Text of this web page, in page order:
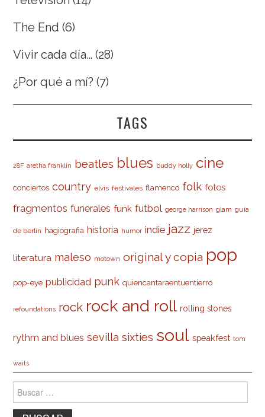
The End (6)
Vivir cada día… (28)
¿Por qué a mí? (7)
TAGS
28F aretha franklin beatles blues buddy holly cine
conciertos country elvis festivales flamenco folk fotos
fragmentos funerales funk futbol george harrison glam guía
de berlín hagiografia historia humor indie jazz jerez
literatura maleso motown original y copia pop
pop-eye publicidad punk quiencantaraentuentierro
refoundations rock rock and roll rolling stones
rythm and blues sevilla sixties soul speakfest tom
waits
Buscar: